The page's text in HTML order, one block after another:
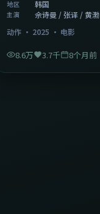
地区 韩国
主演
佘诗曼 / 张译 / 黄渤
动作· 2025 · 电影
8.6万 3.7千 8个月前